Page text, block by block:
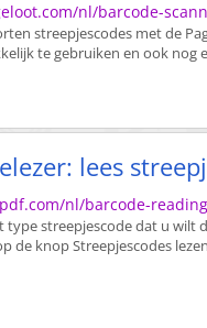
nl/barcode-
streepjescodes met de
te gebruiken en ook nog
lees
nl/barcode-reading
type streepjescode dat u wilt
de knop Streepjescodes